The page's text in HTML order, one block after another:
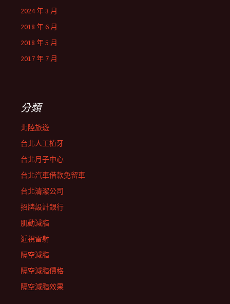
2024 年 3 月
2018 年 6 月
2018 年 5 月
2017 年 7 月
分類
北陸旅遊
台北人工植牙
台北月子中心
台北汽車借款免留車
台北清潔公司
招牌設計銀行
肌動減脂
近視雷射
隔空減脂
隔空減脂價格
隔空減脂效果